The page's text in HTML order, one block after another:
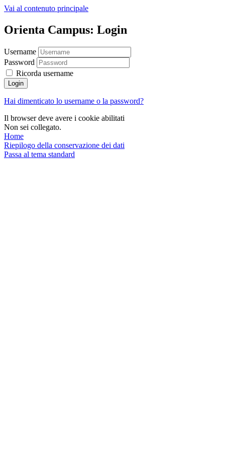
Vai al contenuto principale
Orienta Campus: Login
Username
Password
Ricorda username
Login
Hai dimenticato lo username o la password?
Il browser deve avere i cookie abilitati
Non sei collegato.
Home
Riepilogo della conservazione dei dati
Passa al tema standard